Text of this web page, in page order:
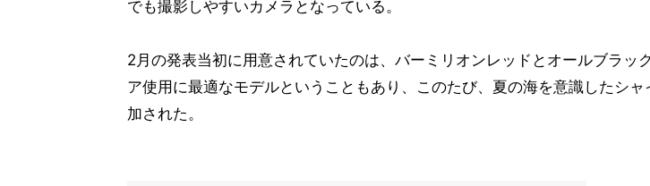
でも撮影しやすいカメラとなっている。
2月の発表当初に用意されていたのは、バーミリオンレッドとオールブラッ
ア使用に最適なモデルということもあり、このたび、夏の海を意識したシャ
加された。